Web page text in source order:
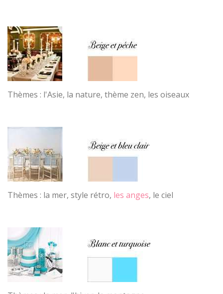
Thèmes : l'Asie, la nature, thème zen, les oiseaux
Thèmes : la mer, style rétro, les anges, le ciel